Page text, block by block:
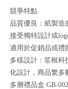
競爭特點
品質優良：紙製造
接受獨特設計或
適用於促銷品或禮
多樣設計：笙根科
化設計，商品繁多
多層禮品盒 GB-